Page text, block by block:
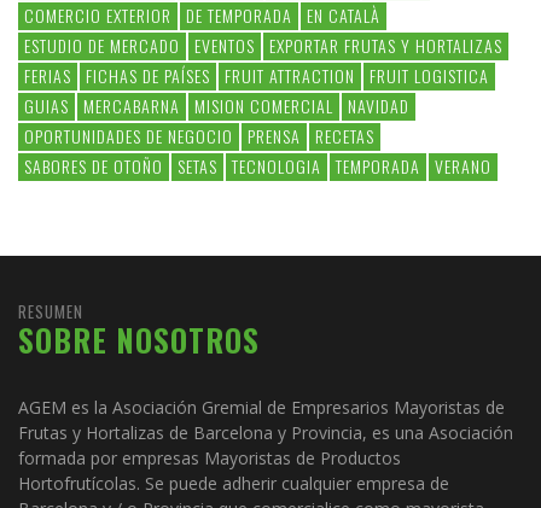
COMERCIO EXTERIOR
DE TEMPORADA
EN CATALÀ
ESTUDIO DE MERCADO
EVENTOS
EXPORTAR FRUTAS Y HORTALIZAS
FERIAS
FICHAS DE PAÍSES FRUIT ATTRACTION
FRUIT LOGISTICA
GUIAS
MERCABARNA MISION COMERCIAL
NAVIDAD
OPORTUNIDADES DE NEGOCIO
PRENSA
RECETAS
SABORES DE OTOÑO
SETAS TECNOLOGIA TEMPORADA VERANO
RESUMEN
SOBRE NOSOTROS
AGEM es la Asociación Gremial de Empresarios Mayoristas de
Frutas y Hortalizas de Barcelona y Provincia, es una Asociación
formada por empresas Mayoristas de Productos
Hortofrutícolas. Se puede adherir cualquier empresa de